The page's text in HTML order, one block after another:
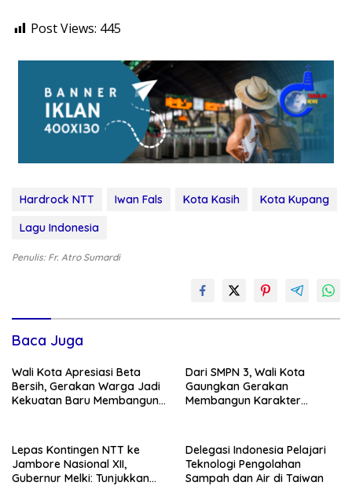
Post Views: 445
Hardrock NTT Iwan Fals Kota Kasih
Kota Kupang
Lagu Indonesia
Penulis: Fr. Atro Sumardi
Baca Juga
Wali Kota Apresiasi Beta
Bersih, Gerakan Warga Jadi
Kekuatan Baru Membangun
Dari SMPN 3, Wali Kota
Gaungkan Gerakan
Membangun Karakter
Lepas Kontingen NTT ke
Jambore Nasional XII,
Gubernur Melki: Tunjukkan
Delegasi Indonesia Pelajari
Teknologi Pengolahan
Sampah dan Air di Taiwan